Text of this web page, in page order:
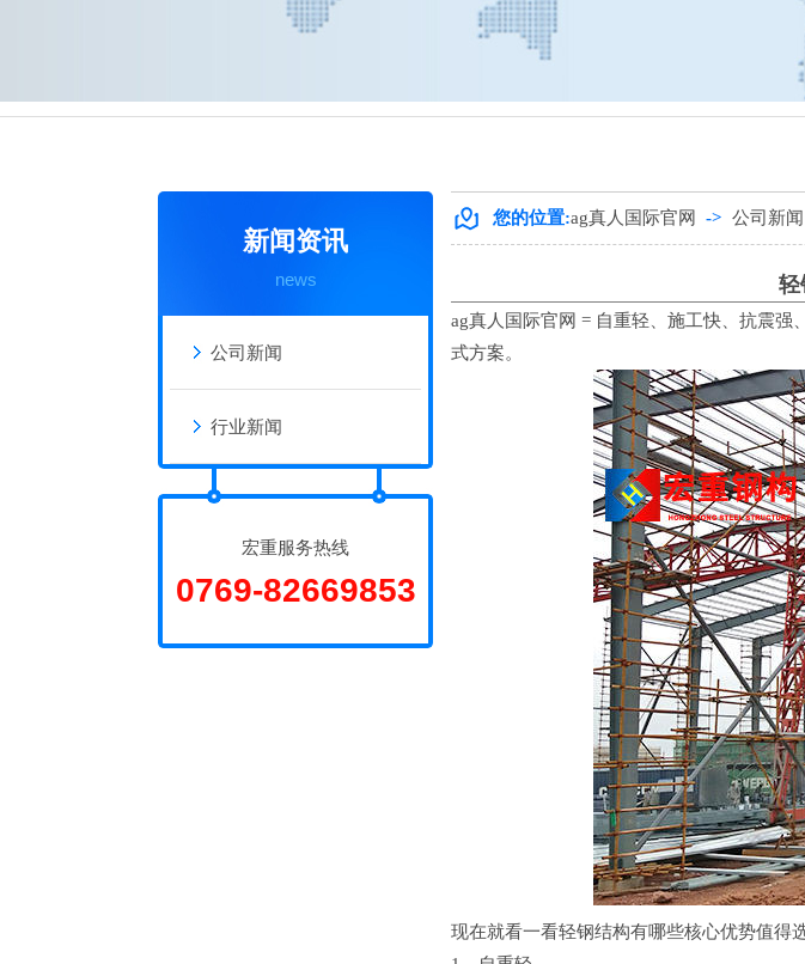
新闻资讯
news
公司新闻
行业新闻
宏重服务热线
0769-82669853
您的位置:ag真人国际官网 -> 公司新闻
轻
ag真人国际官网 = 自重轻、施工快、抗震强
式方案。
现在就看一看轻钢结构有哪些核心优势值得